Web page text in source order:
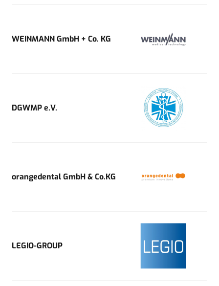
WEINMANN GmbH + Co. KG
DGWMP e.V.
orangedental GmbH & Co.KG
LEGIO-GROUP